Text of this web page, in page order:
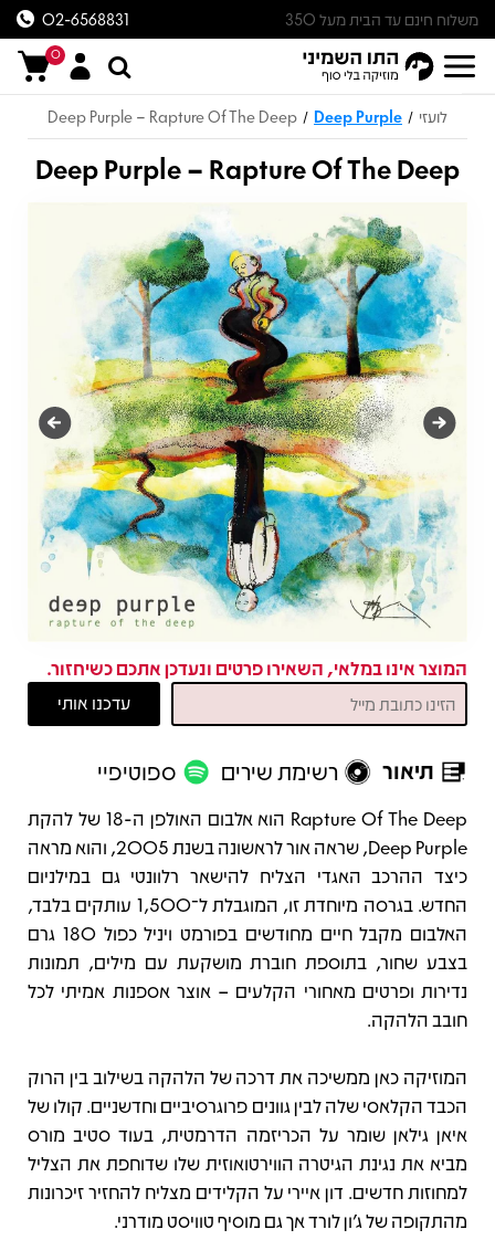
משלוח חינם עד הבית מעל 350
ש״ח
02-6568831
0
לועזי /
Deep Purple
/
Deep Purple – Rapture Of The Deep
Deep Purple – Rapture Of The Deep
המוצר אינו במלאי, השאירו פרטים ונעדכן אתכם כשיחזור.
תיאור רשימת שירים ספוטיפיי
תיאור
Rapture Of The Deep הוא אלבום האולפן ה-18 של להקת
Deep Purple, שראה אור לראשונה בשנת 2005, והוא מראה
כיצד ההרכב האגדי הצליח להישאר רלוונטי גם במילניום
החדש. בגרסה מיוחדת זו, המוגבלת ל־1,500 עותקים בלבד,
האלבום מקבל חיים מחודשים בפורמט ויניל כפול 180 גרם
בצבע שחור, בתוספת חוברת מושקעת עם מילים, תמונות
נדירות ופרטים מאחורי הקלעים – אוצר אספנות אמיתי לכל
חובב הלהקה.
המוזיקה כאן ממשיכה את דרכה של הלהקה בשילוב בין הרוק
הכבד הקלאסי שלה לבין גוונים פרוגרסיביים וחדשניים. קולו של
איאן גילאן שומר על הכריזמה הדרמטית, בעוד סטיב מורס
מביא את נגינת הגיטרה הווירטואוזית שלו שדוחפת את הצליל
למחוזות חדשים. דון איירי על הקלידים מצליח להחזיר זיכרונות
מהתקופה של ג’ון לורד אך גם מוסיף טוויסט מודרני.